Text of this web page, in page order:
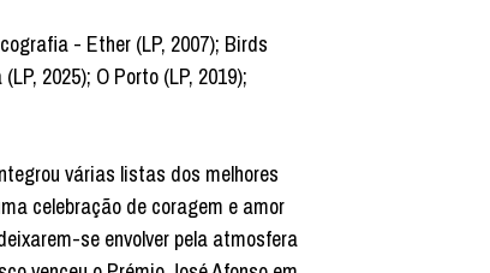
- Ether (LP, 2007); Birds
2025); O Porto (LP, 2019);
várias listas dos melhores
celebração de coragem e amor
se envolver pela atmosfera